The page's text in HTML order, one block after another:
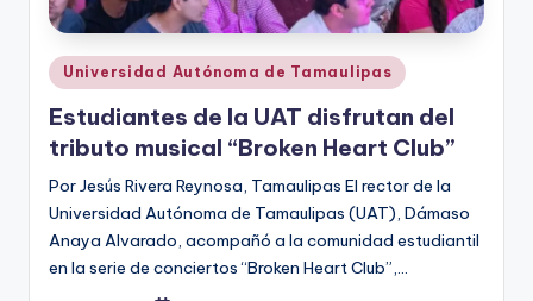
Publicado
en
Universidad Autónoma de Tamaulipas
Estudiantes de la UAT disfrutan del
tributo musical “Broken Heart Club”
Por Jesús Rivera Reynosa, Tamaulipas El rector de la
Universidad Autónoma de Tamaulipas (UAT), Dámaso
Anaya Alvarado, acompañó a la comunidad estudiantil
en la serie de conciertos “Broken Heart Club”,…